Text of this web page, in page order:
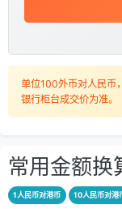
单位100外币对人民币
银行柜台成交价为准。
常用金额换
1人民币对港币 10人民币对港